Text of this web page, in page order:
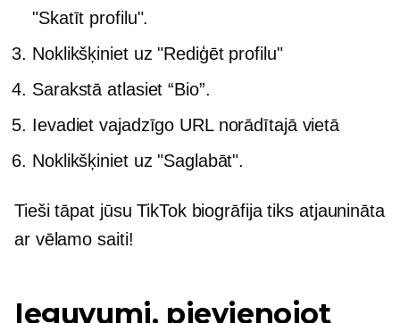
"Skatīt profilu".
Noklikšķiniet uz "Rediģēt profilu"
Sarakstā atlasiet “Bio”.
Ievadiet vajadzīgo URL norādītajā vietā
Noklikšķiniet uz "Saglabāt".
Tieši tāpat jūsu TikTok biogrāfija tiks atjaunināta
ar vēlamo saiti!
Ieguvumi, pievienojot